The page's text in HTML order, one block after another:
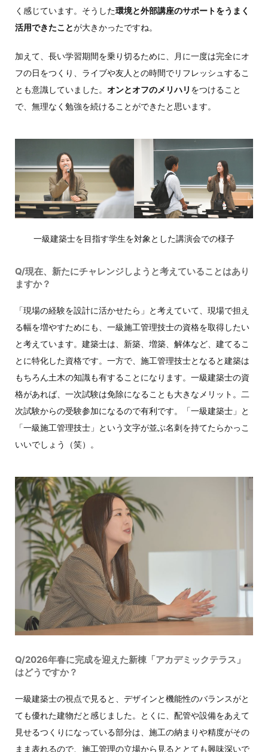
く感じています。そうした環境と外部講座のサポートをうまく
活用できたことが大きかったですね。
加えて、長い学習期間を乗り切るために、月に一度は完全にオ
フの日をつくり、ライブや友人との時間でリフレッシュするこ
とも意識していました。 オンとオフのメリハリ をつけること
で、無理なく勉強を続けることができたと思います。
一級建築士を目指す学生を対象とした講演会での様子
Q/現在、新たにチャレンジしようと考えていることはあり
ますか？
「現場の経験を設計に活かせたら」と考えていて、現場で担え
る幅を増やすためにも、一級施工管理技士の資格を取得したい
と考えています。建築士は、新築、増築、解体など、建てるこ
とに特化した資格です。一方で、施工管理技士となると建築は
もちろん土木の知識も有することになります。一級建築士の資
格があれば、一次試験は免除になることも大きなメリット。二
次試験からの受験参加になるので有利です。「一級建築士」と
「一級施工管理技士」という文字が並ぶ名刺を持てたらかっこ
いいでしょう（笑）。
Q/2026年春に完成を迎えた新棟「アカデミックテラス」
はどうですか？
一級建築士の視点で見ると、デザインと機能性のバランスがと
ても優れた建物だと感じました。とくに、配管や設備をあえて
見せるつくりになっている部分は、施工の納まりや精度がその
まま表れるので、施工管理の立場から見るととても興味深いで